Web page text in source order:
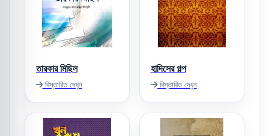
তারকার মিছিল
বিস্তারিত দেখুন
হাদিসের গল্প
বিস্তারিত দেখুন